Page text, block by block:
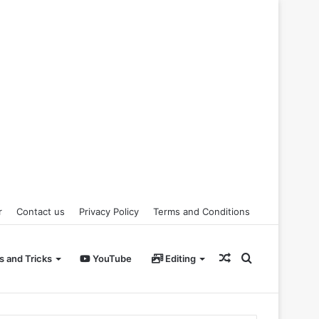
Contact us Privacy Policy Terms and Conditions
and Tricks YouTube Editing Search
Random